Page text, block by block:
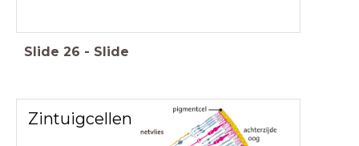
Slide 26 - Slide
Zintuigcellen